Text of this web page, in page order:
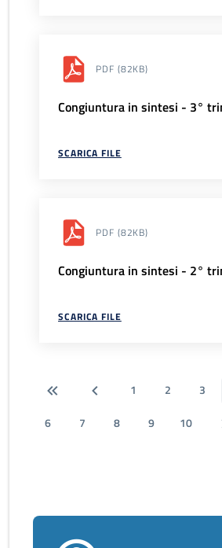
PDF (82KB)
Congiuntura in sintesi - 3°
SCARICA FILE
PDF (82KB)
Congiuntura in sintesi - 2°
SCARICA FILE
1 2 3
6
7 8 9 10